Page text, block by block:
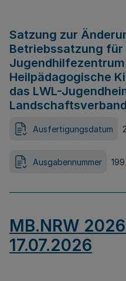
Satzung zur
Betriebssatzung für
Jugendhilfezentrum
Heilpädagogische
das LWL-
Ausfertigungsdatum
Ausgabennummer 199
MB.NRW
17.07.2026